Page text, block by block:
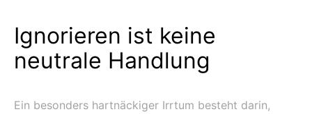
Ignorieren ist keine
neutrale Handlung
Ein besonders hartnäckiger Irrtum besteht darin,